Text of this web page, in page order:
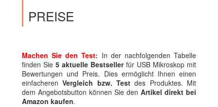
PREISE
Machen Sie den Test: In der nachfolgenden Tabelle
finden Sie 5 aktuelle Bestsellerfür USB Mikroskop mit
Bewertungen und Preis. Dies ermöglicht Ihnen einen
einfacherenVergleich bzw. Test des Produktes. Mit
dem Angebotsbutton können Sie den Artikel direkt bei
Amazon kaufen.